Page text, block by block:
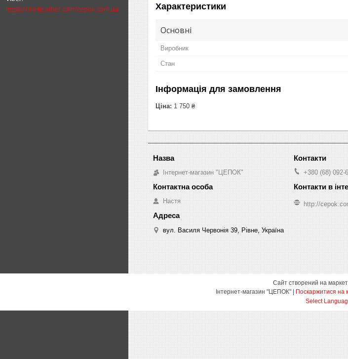
https://invite.viber.com/cepok.com.ua Характеристики
Основні
Виробник
Стан
Інформація для замовлення
Ціна: 1 750 ₴
Інтернет-магазин "ЦЕПОК"
Настя
вул. Василя Червонія 39, Рівне, Україна
+380 (68) 092-
http://
Сайт створений на
Поскаржитися на
Select